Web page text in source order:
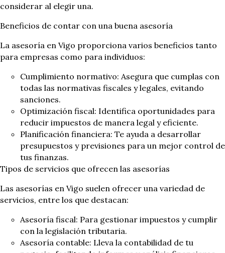
considerar al elegir una.
Beneficios de contar con una buena asesoría
La asesoría en Vigo proporciona varios beneficios tanto
para empresas como para individuos:
Cumplimiento normativo: Asegura que cumplas con
todas las normativas fiscales y legales, evitando
sanciones.
Optimización fiscal: Identifica oportunidades para
reducir impuestos de manera legal y eficiente.
Planificación financiera: Te ayuda a desarrollar
presupuestos y previsiones para un mejor control de
tus finanzas.
Tipos de servicios que ofrecen las asesorías
Las asesorías en Vigo suelen ofrecer una variedad de
servicios, entre los que destacan:
Asesoría fiscal: Para gestionar impuestos y cumplir
con la legislación tributaria.
Asesoría contable: Lleva la contabilidad de tu